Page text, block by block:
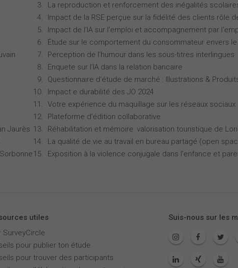
Jaurès
La reproduction et renforcement des inégalités
Impact de la RSE perçue sur la fidélité des clients rôle
Impact de l'IA sur l'emploi et accompagnement par
Étude sur le comportement du consommateur envers le
Perception de l'humour dans les sous-titres interlingues
Enquete sur l'IA dans la relation bancaire
Questionnaire d'étude de marché : Illustrations &
Impact e durabilité des JO 2024
Votre expérience du maquillage sur les réseaux sociaux
Plateforme d'édition collaborative
Réhabilitation et mémoire: valorisation touristique de
La qualité de vie au travail en bureau partagé (open
Exposition à la violence conjugale dans l'enfance et
utiles
SurveyCircle
pour publier ton étude
pour trouver des participants
Suis-nous sur les